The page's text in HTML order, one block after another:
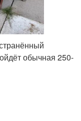
обычная 250-